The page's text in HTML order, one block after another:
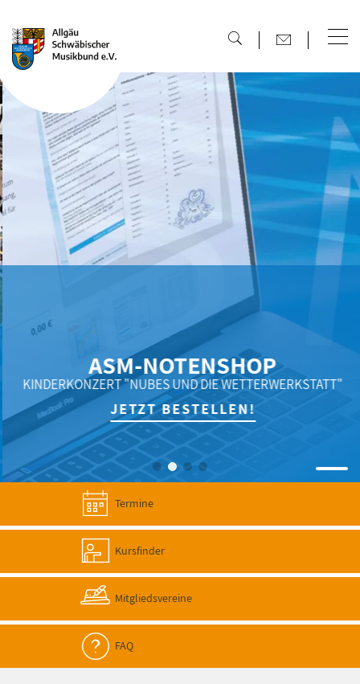
ASM-NOTENSHOP
KINDERKONZERT "NUBES UND DIE WETTERWERKSTATT"
JETZT BESTELLEN!
Termine
Kursfinder
Mitgliedsvereine
FAQ